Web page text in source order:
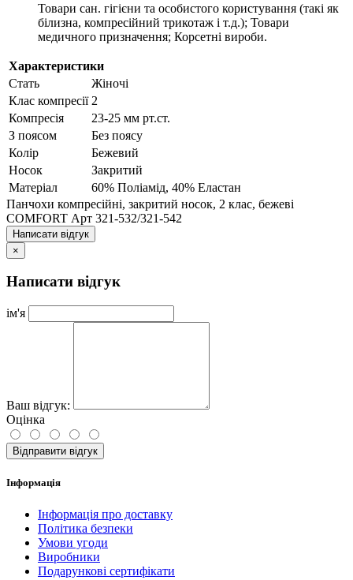
Товари сан. гігієни та особистого користування (такі як
білизна, компресійний трикотаж і т.д.); Товари
медичного призначення; Корсетні вироби.
Характеристики
Стать
Жіночі
Клас компресії 2
Компресія
23-25 мм рт.ст.
З поясом
Без поясу
Колір
Бежевий
Носок
Закритий
Матеріал
60% Поліамід, 40% Еластан
Панчохи компресійні, закритий носок, 2 клас, бежеві
COMFORT Арт 321-532/321-542
Написати відгук
×
Написати відгук
ім'я
Ваш відгук:
Оцінка
Відправити відгук
Інформація
Інформація про доставку
Політика безпеки
Умови угоди
Виробники
Подарункові сертифікати